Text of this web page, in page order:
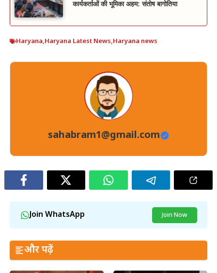
कार्यकर्ताओं की भूमिका अहम: संतोष बागोतिया
Haryana,Haryana Latest News,Haryana news
sahabram1@gmail.com
Join WhatsApp Join Now
और पढ़ें